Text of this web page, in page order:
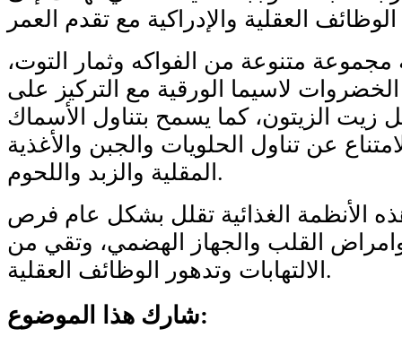
متنوعة من الفواكه وثمار التوت،
لاسيما الورقية مع التركيز على
زيت الزيتون، كما يسمح بتناول الأسماك
عن تناول الحلويات والجبن والأغذية
المقلية والزبد واللحوم.
الأنظمة الغذائية تقلل بشكل عام فرص
القلب والجهاز الهضمي، وتقي من
الالتهابات وتدهور الوظائف العقلية.
شارك هذا الموضوع: